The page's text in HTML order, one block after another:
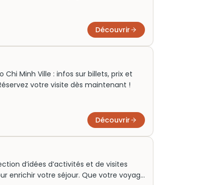
cette vallée unique.
Découvrir
Minh Ville : infos sur billets, prix et
votre visite dès maintenant !
Découvrir
d’idées d’activités et de visites
enrichir votre séjour. Que votre voyage